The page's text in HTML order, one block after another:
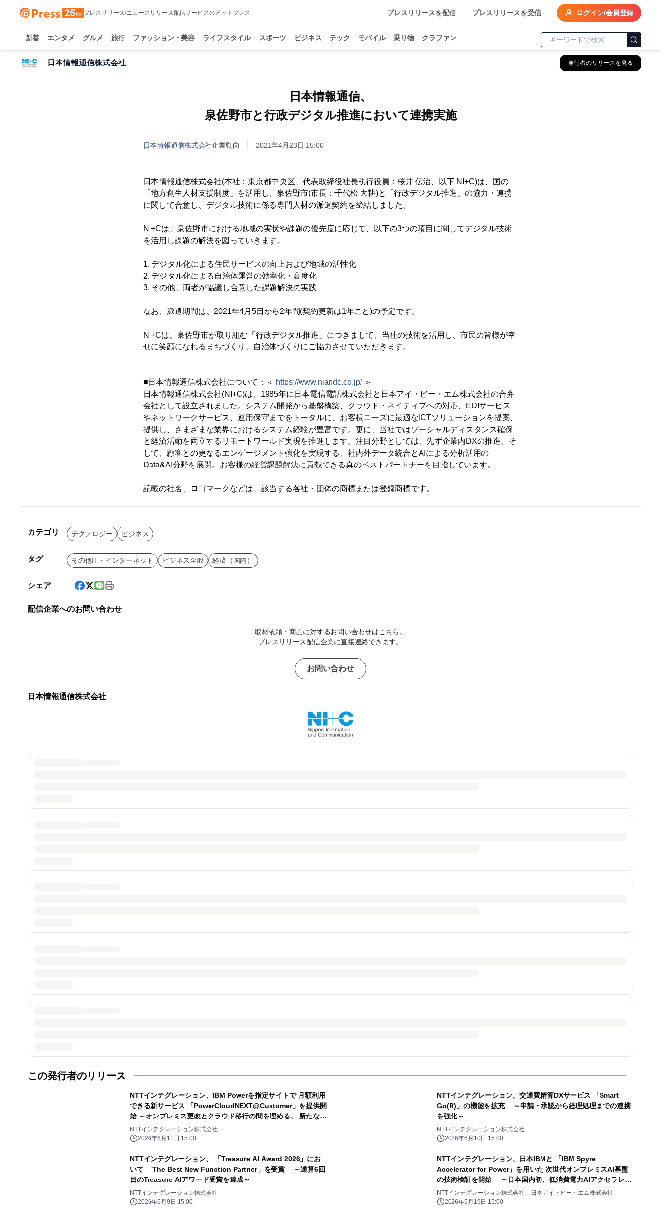
プレスリリース/ニュースリリース配信サービスのアットプレス プレスリリースを配信 プレスリリースを受信 ログイン/会員登録
新着 エンタメ グルメ 旅行 ファッション・美容 ライフスタイル スポーツ ビジネス テック モバイル 乗り物 クラファン
日本情報通信株式会社 発行者のリリースを見る
日本情報通信、
泉佐野市と行政デジタル推進において連携実施
日本情報通信株式会社企業動向 2021年4月23日 15:00
日本情報通信株式会社(本社：東京都中央区、代表取締役社長執行役員：桜井 伝治、以下 NI+C)は、国の
「地方創生人材支援制度」を活用し、泉佐野市(市長：千代松 大耕)と「行政デジタル推進」の協力・連携
に関して合意し、デジタル技術に係る専門人材の派遣契約を締結しました。
NI+Cは、泉佐野市における地域の実状や課題の優先度に応じて、以下の3つの項目に関してデジタル技術
を活用し課題の解決を図っていきます。
1. デジタル化による住民サービスの向上および地域の活性化
2. デジタル化による自治体運営の効率化・高度化
3. その他、両者が協議し合意した課題解決の実践
なお、派遣期間は、2021年4月5日から2年間(契約更新は1年ごと)の予定です。
NI+Cは、泉佐野市が取り組む「行政デジタル推進」につきまして、当社の技術を活用し、市民の皆様が幸
せに笑顔になれるまちづくり、自治体づくりにご協力させていただきます。
■日本情報通信株式会社について：＜ https://www.niandc.co.jp/＞
日本情報通信株式会社(NI+C)は、1985年に日本電信電話株式会社と日本アイ・ビー・エム株式会社の合弁
会社として設立されました。システム開発から基盤構築、クラウド・ネイティブへの対応、EDIサービス
やネットワークサービス、運用保守までをトータルに、お客様ニーズに最適なICTソリューションを提案、
提供し、さまざまな業界におけるシステム経験が豊富です。更に、当社ではソーシャルディスタンス確保
と経済活動を両立するリモートワールド実現を推進します。注目分野としては、先ず企業内DXの推進。そ
して、顧客との更なるエンゲージメント強化を実現する、社内外データ統合とAIによる分析活用の
Data&AI分野を展開。お客様の経営課題解決に貢献できる真のベストパートナーを目指しています。
記載の社名、ロゴマークなどは、該当する各社・団体の商標または登録商標です。
カテゴリ テクノロジー ビジネス
タグ その他IT・インターネット ビジネス全般 経済（国内）
シェア
配信企業へのお問い合わせ
取材依頼・商品に対するお問い合わせはこちら。
プレスリリース配信企業に直接連絡できます。
お問い合わせ
日本情報通信株式会社
この発行者のリリース
NTTインテグレーション、IBM Powerを指定サイトで 月額利用
できる新サービス 「PowerCloudNEXT@Customer」を提供開
始 ～オンプレミス更改とクラウド移行の間を埋める、 新たな選
択肢が誕生～
NTTインテグレーション株式会社
2026年6月11日 15:00
NTTインテグレーション、交通費精算DXサービス 「Smart
Go(R)」の機能を拡充 ～申請・承認から経理処理までの連携
を強化～
NTTインテグレーション株式会社
2026年6月10日 15:00
NTTインテグレーション、 「Treasure AI Award 2026」にお
いて 「The Best New Function Partner」を受賞 ～通算6回
目のTreasure AIアワード受賞を達成～
NTTインテグレーション株式会社
2026年6月9日 15:00
NTTインテグレーション、日本IBMと 「IBM Spyre
Accelerator for Power」を用いた 次世代オンプレミスAI基盤
の技術検証を開始 ～日本国内初、低消費電力AIアクセラレー
ターを用い、 2026年10月のサービス提供を目指す～
NTTインテグレーション株式会社、日本アイ・ビー・エム株式会社
2026年5月19日 15:00